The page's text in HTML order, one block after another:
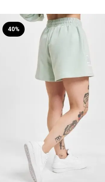
40%